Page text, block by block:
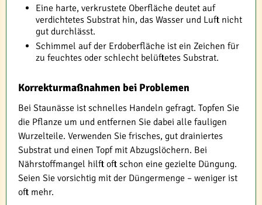
Eine harte, verkrustete Oberfläche deutet auf
verdichtetes Substrat hin, das Wasser und Luft nicht
gut durchlässt.
Schimmel auf der Erdoberfläche ist ein Zeichen für
zu feuchtes oder schlecht belüftetes Substrat.
Korrekturmaßnahmen bei Problemen
Bei Staunässe ist schnelles Handeln gefragt. Topfen Sie
die Pflanze um und entfernen Sie dabei alle fauligen
Wurzelteile. Verwenden Sie frisches, gut drainiertes
Substrat und einen Topf mit Abzugslöchern. Bei
Nährstoffmangel hilft oft schon eine gezielte Düngung.
Seien Sie vorsichtig mit der Düngermenge – weniger ist
oft mehr.